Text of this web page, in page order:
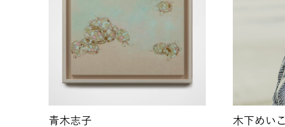
青木志子 木下めいこ